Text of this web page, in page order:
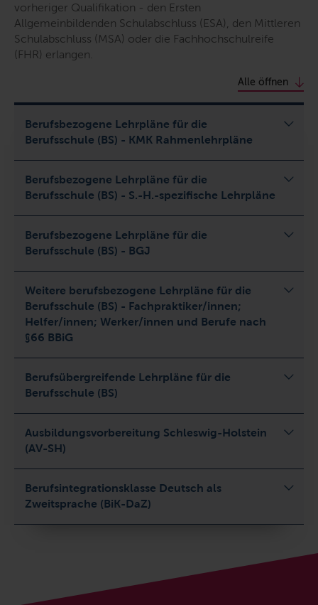
vorheriger Qualifikation - den Ersten
Allgemeinbildenden Schulabschluss (ESA), den Mittleren
Schulabschluss (MSA) oder die Fachhochschulreife
(FHR) erlangen.
Alle öffnen
Berufsbezogene Lehrpläne für die
Berufsschule (BS) - KMK Rahmenlehrpläne
Berufsbezogene Lehrpläne für die
Berufsschule (BS) - S.-H.-spezifische Lehrpläne
Berufsbezogene Lehrpläne für die
Berufsschule (BS) - BGJ
Weitere berufsbezogene Lehrpläne für die
Berufsschule (BS) - Fachpraktiker/innen;
Helfer/innen; Werker/innen und Berufe nach
§66 BBiG
Berufsübergreifende Lehrpläne für die
Berufsschule (BS)
Ausbildungsvorbereitung Schleswig-Holstein
(AV-SH)
Berufsintegrationsklasse Deutsch als
Zweitsprache (BiK-DaZ)